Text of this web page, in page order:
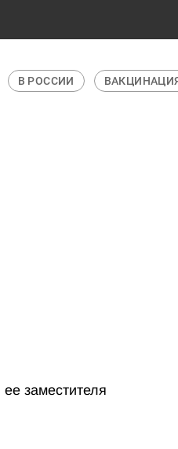
ВАКЦИНАЦИЯ ОТ
заместителя